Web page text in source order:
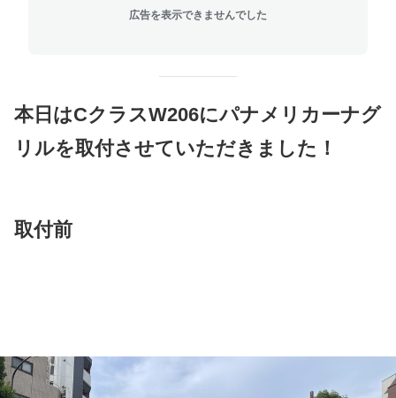
広告を表示できませんでした
本日はCクラスW206にパナメリカーナグ
リルを取付させていただきました！
取付前